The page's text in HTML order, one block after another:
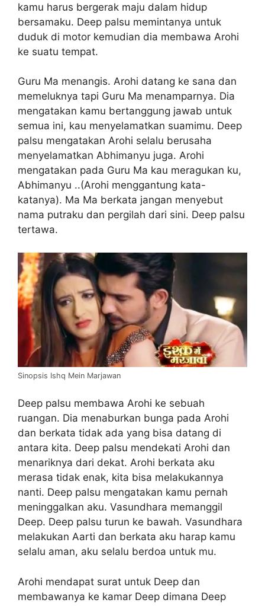
kamu harus bergerak maju dalam hidup
bersamaku. Deep palsu memintanya untuk
duduk di motor kemudian dia membawa Arohi
ke suatu tempat.
Guru Ma menangis. Arohi datang ke sana dan
memeluknya tapi Guru Ma menamparnya. Dia
mengatakan kamu bertanggung jawab untuk
semua ini, kau menyelamatkan suamimu. Deep
palsu mengatakan Arohi selalu berusaha
menyelamatkan Abhimanyu juga. Arohi
mengatakan pada Guru Ma kau meragukan ku,
Abhimanyu ..(Arohi menggantung kata-
katanya). Ma Ma berkata jangan menyebut
nama putraku dan pergilah dari sini. Deep palsu
tertawa.
Sinopsis Ishq Mein Marjawan
Deep palsu membawa Arohi ke sebuah
ruangan. Dia menaburkan bunga pada Arohi
dan berkata tidak ada yang bisa datang di
antara kita. Deep palsu mendekati Arohi dan
menariknya dari dekat. Arohi berkata aku
merasa tidak enak, kita bisa melakukannya
nanti. Deep palsu mengatakan kamu pernah
meninggalkan aku. Vasundhara memanggil
Deep. Deep palsu turun ke bawah. Vasundhara
melakukan Aarti dan berkata aku harap kamu
selalu aman, aku selalu berdoa untuk mu.
Arohi mendapat surat untuk Deep dan
membawanya ke kamar Deep dimana Deep